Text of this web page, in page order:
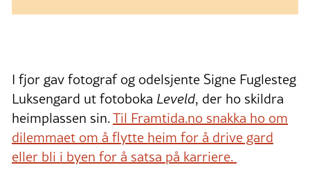
I fjor gav fotograf og odelsjente Signe Fuglesteg
Luksengard ut fotoboka Leveld, der ho skildra
heimplassen sin.Til Framtida.no snakka ho om
dilemmaet om å flytte heim for å drive gard
eller bli i byen for å satsa på karriere.